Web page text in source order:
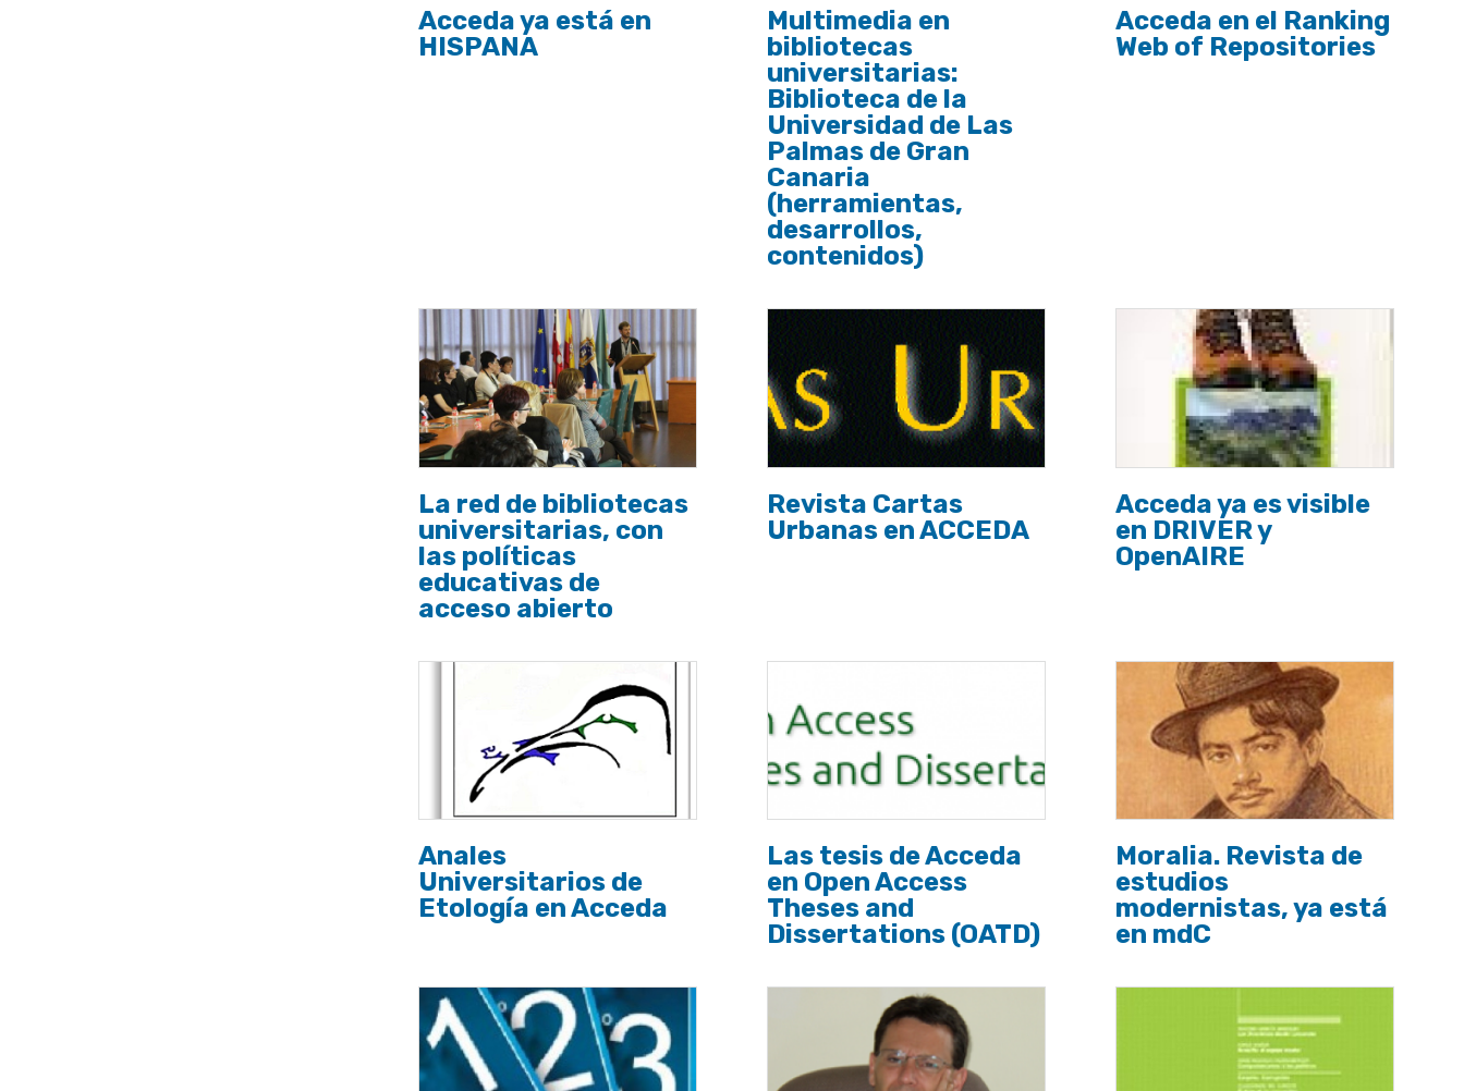
Acceda ya está en
HISPANA
Multimedia en
bibliotecas
universitarias:
Biblioteca de la
Universidad de Las
Palmas de Gran
Canaria
(herramientas,
desarrollos,
contenidos)
Acceda en el Ranking
Web of Repositories
La red de bibliotecas
universitarias, con
las políticas
educativas de
acceso abierto
Revista Cartas
Urbanas en ACCEDA
Acceda ya es visible
en DRIVER y
OpenAIRE
Anales
Universitarios de
Etología en Acceda
Las tesis de Acceda
en Open Access
Theses and
Dissertations (OATD)
Moralia. Revista de
estudios
modernistas, ya está
en mdC